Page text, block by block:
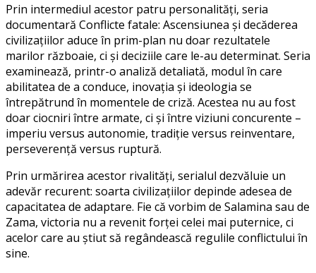
Prin intermediul acestor patru personalități, seria
documentară Conflicte fatale: Ascensiunea și decăderea
civilizațiiloraduce în prim-plan nu doar rezultatele
marilor războaie, ci și deciziile care le-au determinat. Seria
examinează, printr-o analiză detaliată, modul în care
abilitatea de a conduce, inovația și ideologia se
întrepătrund în momentele de criză. Acestea nu au fost
doar ciocniri între armate, ci și între viziuni concurente –
imperiu versus autonomie, tradiție versus reinventare,
perseverență versus ruptură.
Prin urmărirea acestor rivalități, serialul dezvăluie un
adevăr recurent: soarta civilizațiilor depinde adesea de
capacitatea de adaptare. Fie că vorbim de Salamina sau de
Zama, victoria nu a revenit forței celei mai puternice, ci
acelor care au știut să regândească regulile conflictului în
sine.